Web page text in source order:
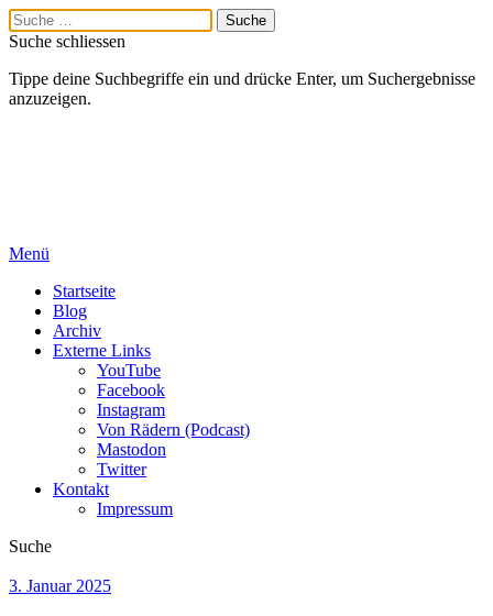
Suche schliessen
Tippe deine Suchbegriffe ein und drücke Enter, um Suchergebnisse
anzuzeigen.
Menü
Startseite
Blog
Archiv
Externe Links
YouTube
Facebook
Instagram
Von Rädern (Podcast)
Mastodon
Twitter
Kontakt
Impressum
Suche
3. Januar 2025